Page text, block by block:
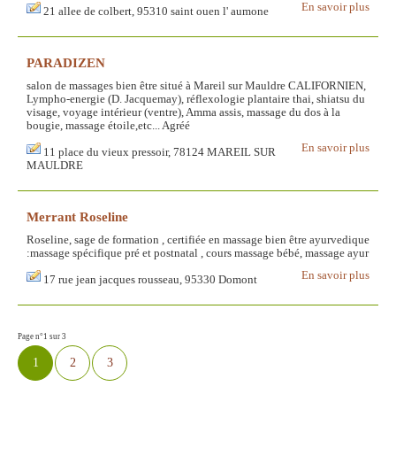
En savoir plus
21 allee de colbert, 95310 saint ouen l' aumone
PARADIZEN
salon de massages bien être situé à Mareil sur Mauldre CALIFORNIEN,
Lympho-energie (D. Jacquemay), réflexologie plantaire thai, shiatsu du
visage, voyage intérieur (ventre), Amma assis, massage du dos à la
bougie, massage étoile,etc... Agréé
En savoir plus
11 place du vieux pressoir, 78124 MAREIL SUR
MAULDRE
Merrant Roseline
Roseline, sage de formation , certifiée en massage bien être ayurvedique
:massage spécifique pré et postnatal , cours massage bébé, massage ayur
En savoir plus
17 rue jean jacques rousseau, 95330 Domont
Page n°1 sur 3
1 2 3